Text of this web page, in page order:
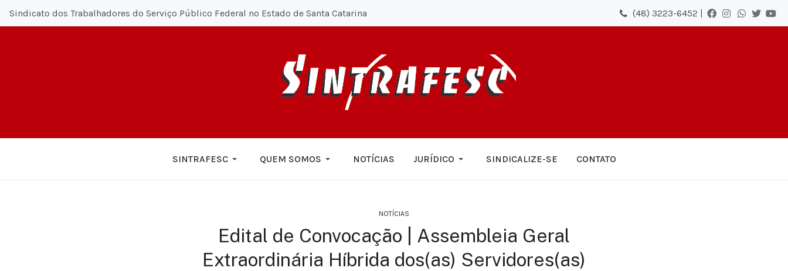
Sindicato dos Trabalhadores do Serviço Público Federal no Estado de Santa Catarina (48) 3223-6452 |
SINTRAFESC QUEM SOMOS NOTÍCIAS JURÍDICO SINDICALIZE-SE CONTATO
NOTÍCIAS
Edital de Convocação | Assembleia Geral
Extraordinária Híbrida dos(as) Servidores(as)